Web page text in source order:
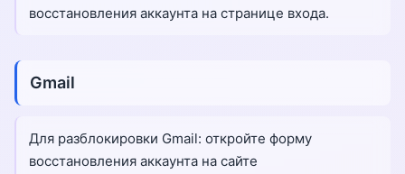
восстановления аккаунта на странице входа.
Gmail
Для разблокировки Gmail: откройте форму
восстановления аккаунта на сайте